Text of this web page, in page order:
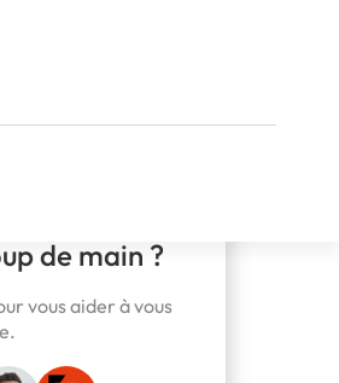
de main ?
vous aider à vous